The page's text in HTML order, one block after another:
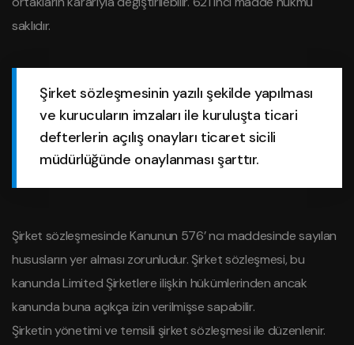
saklıdır.
Şirket sözleşmesinin yazılı şekilde yapılması
ve kurucuların imzaları ile kuruluşta ticari
defterlerin açılış onayları ticaret sicili
müdürlüğünde onaylanması şarttır.
Şirket sözleşmesinde Kanunun 576’ ncı maddesinde sayılan
hususların yer alması zorunludur. Şirket sözleşmesi, bu
kanunda Limited Şirketlere ilişkin hükümlerinden ancak
kanunda buna açıkça izin verilmişse sapabilir.
Şirketin yönetimi ve temsili şirket sözleşmesi ile düzenlenir.